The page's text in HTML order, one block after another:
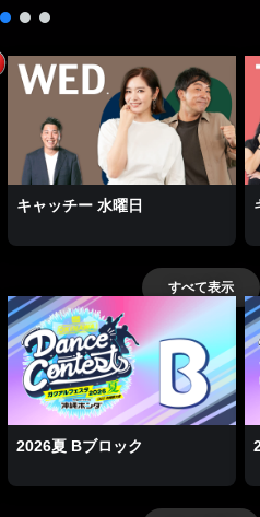
キャッチー 水曜日
すべて表示
2026夏 Bブロック